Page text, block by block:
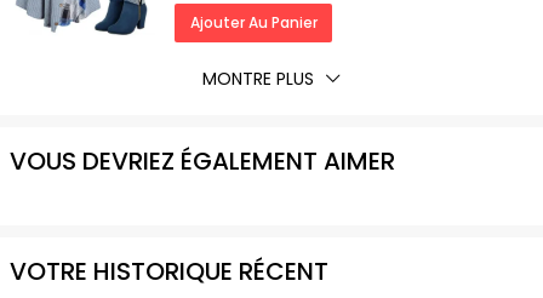
Ajouter Au Panier
MONTRE PLUS
VOUS DEVRIEZ ÉGALEMENT AIMER
VOTRE HISTORIQUE RÉCENT